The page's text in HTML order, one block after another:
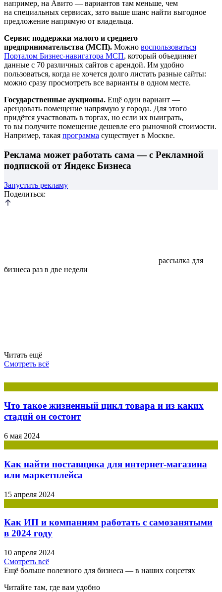
например, на Авито — вариантов там меньше, чем
на специальных сервисах, зато выше шанс найти выгодное
предложение напрямую от владельца.
Сервис поддержки малого и среднего
предпринимательства (МСП). Можно воспользоваться
Порталом Бизнес-навигатора МСП, который объединяет
данные с 70 различных сайтов с арендой. Им удобно
пользоваться, когда не хочется долго листать разные сайты:
можно сразу просмотреть все варианты в одном месте.
Государственные аукционы. Ещё один вариант —
арендовать помещение напрямую у города. Для этого
придётся участвовать в торгах, но если их выиграть,
то вы получите помещение дешевле его рыночной стоимости.
Например, такая программа существует в Москве.
Реклама может работать сама — с Рекламной
подпиской от Яндекс Бизнеса
Запустить рекламу
Поделиться:
рассылка для
бизнеса раз в две недели
Читать ещё
Смотреть всё
Что такое жизненный цикл товара и из каких
стадий он состоит
6 мая 2024
Как найти поставщика для интернет-магазина
или маркетплейса
15 апреля 2024
Как ИП и компаниям работать с самозанятыми
в 2024 году
10 апреля 2024
Смотреть всё
Ещё больше полезного для бизнеса — в наших соцсетях
Читайте там, где вам удобно